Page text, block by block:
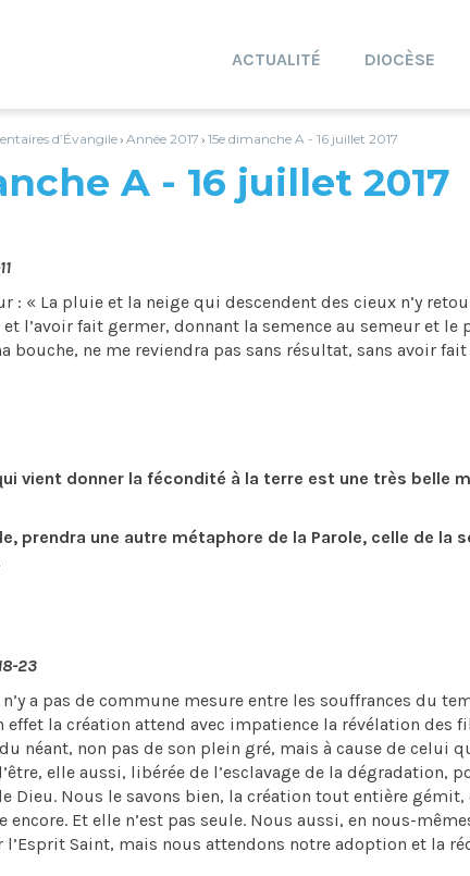
ACTUALITÉ DIOCÈSE
d’Évangile› Année 2017 › 15e dimanche A - 16 juillet 2017
A - 16 juillet 2017
: « La pluie et la neige qui descendent des cieux n’y
et l’avoir fait germer, donnant la semence au semeur et
bouche, ne me reviendra pas sans résultat, sans avoir
vient donner la fécondité à la terre est une très belle
prendra une autre métaphore de la Parole, celle de la
23
n’y a pas de commune mesure entre les souffrances du
effet la création attend avec impatience la révélation des
néant, non pas de son plein gré, mais à cause de celui
elle aussi, libérée de l’esclavage de la dégradation,
Dieu. Nous le savons bien, la création tout entière
Et elle n’est pas seule. Nous aussi, en nous-
l’Esprit Saint, mais nous attendons notre adoption et la